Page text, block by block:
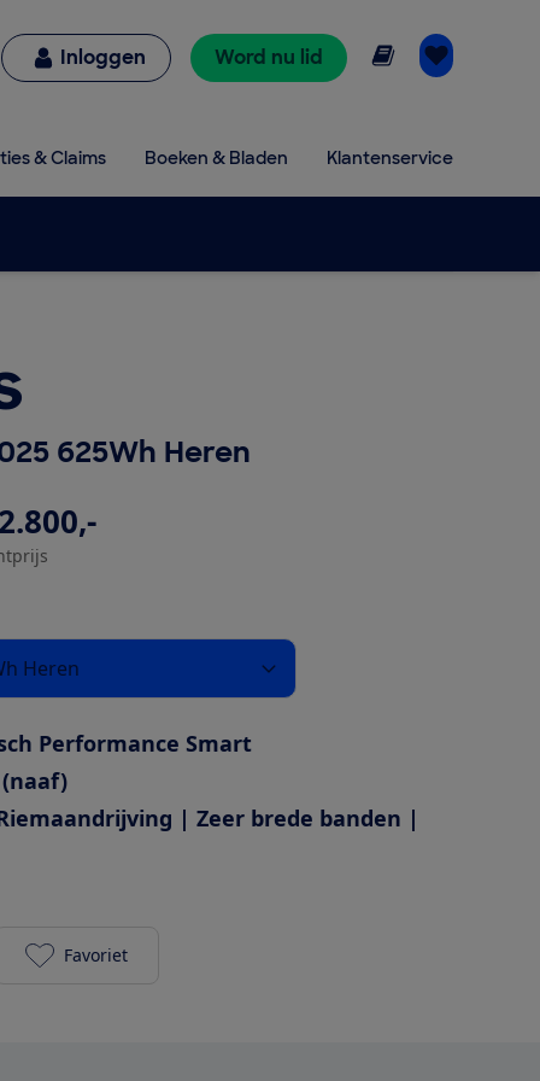
Inloggen Word nu lid Online lezen
& Claims Boeken & Bladen Klantenservice
625Wh Heren
Heren
Performance Smart
| Zeer brede banden |
Stevens E-Courier Luxe 2025 625Wh Heren
Favoriet